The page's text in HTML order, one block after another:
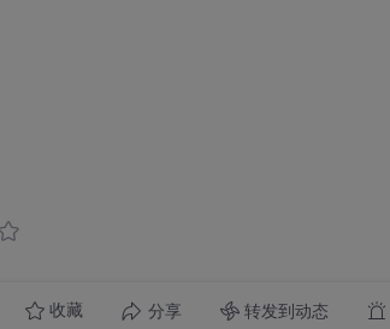
收藏 分享 转发到动态